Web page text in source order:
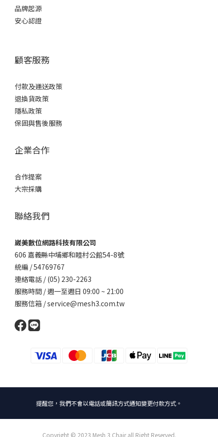
品牌起源
安心認證
顧客服務
付款及運送政策
退換貨政策
隱私政策
保固與售後服務
企業合作
合作提案
大宗採購
聯絡我們
崴美數位網路科技有限公司
606 嘉義縣中埔鄉和睦村公館54-8號
統編 / 54769767
連絡電話 / (05) 230-2263
服務時間 / 週一至週日 09:00 ~ 21:00
服務信箱 / service@mesh3.com.tw
提醒您，我們不會以電話或簡訊方式通知變更付款方式。
Copyright © 2023 Mesh 3 Chair all Right Reserved.